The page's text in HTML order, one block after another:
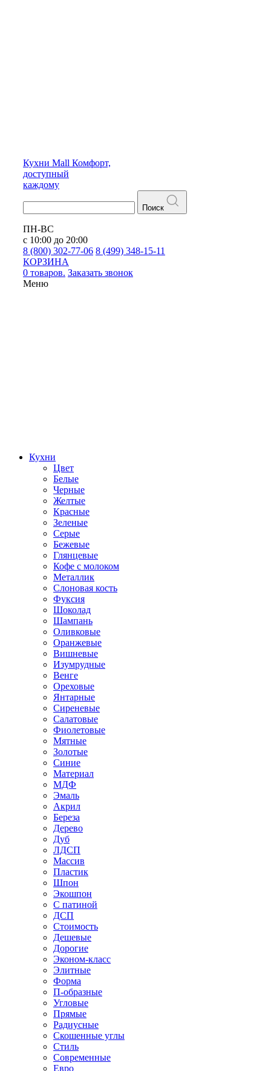
Кухни Mall Комфорт,
доступный
каждому
Поиск
ПН-ВС
с 10:00 до 20:00
8 (800) 302-77-06 8 (499) 348-15-11
КОРЗИНА
0 товаров. Заказать звонок
Меню
Кухни
Цвет
Белые
Черные
Желтые
Красные
Зеленые
Серые
Бежевые
Глянцевые
Кофе с молоком
Металлик
Слоновая кость
Фуксия
Шоколад
Шампань
Оливковые
Оранжевые
Вишневые
Изумрудные
Венге
Ореховые
Янтарные
Сиреневые
Салатовые
Фиолетовые
Мятные
Золотые
Синие
Материал
МДФ
Эмаль
Акрил
Береза
Дерево
Дуб
ЛДСП
Массив
Пластик
Шпон
Экошпон
С патиной
ДСП
Стоимость
Дешевые
Дорогие
Эконом-класс
Элитные
Форма
П-образные
Угловые
Прямые
Радиусные
Скошенные углы
Стиль
Современные
Евро